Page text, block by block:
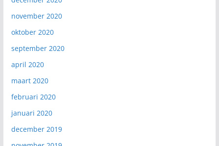
november 2020
oktober 2020
september 2020
april 2020
maart 2020
februari 2020
januari 2020
december 2019